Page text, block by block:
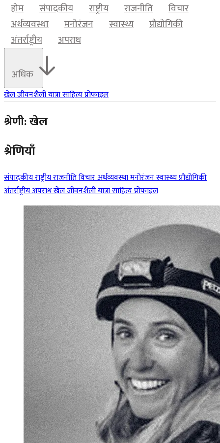
होम संपादकीय राष्ट्रीय राजनीति
विचार
अर्थव्यवस्था
मनोरंजन स्वास्थ्य
प्रौद्योगिकी
अंतर्राष्ट्रीय
अपराध
अधिक
खेलजीवनशैलीयात्रासाहित्यप्रोफाइल
श्रेणी: खेल
श्रेणियाँ
संपादकीयराष्ट्रीयराजनीतिविचारअर्थव्यवस्थामनोरंजनस्वास्थ्यप्रौद्योगिकी
अंतर्राष्ट्रीयअपराधखेलजीवनशैलीयात्रासाहित्यप्रोफाइल